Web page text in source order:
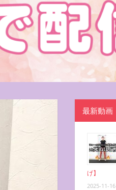
最新動画
げ】
2025-11-16